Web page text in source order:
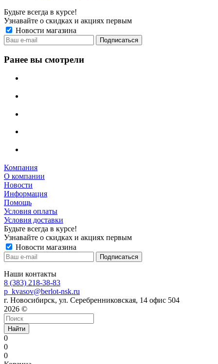
Будьте всегда в курсе!
Узнавайте о скидках и акциях первым
Новости магазина
Ранее вы смотрели
Компания
О компании
Новости
Информация
Помощь
Условия оплаты
Условия доставки
Будьте всегда в курсе!
Узнавайте о скидках и акциях первым
Новости магазина
Наши контакты
8 (383) 218-38-83
p_kvasov@berlot-nsk.ru
г. Новосибирск, ул. Серебренниковская, 14 офис 504
2026 ©
Найти
0
0
0